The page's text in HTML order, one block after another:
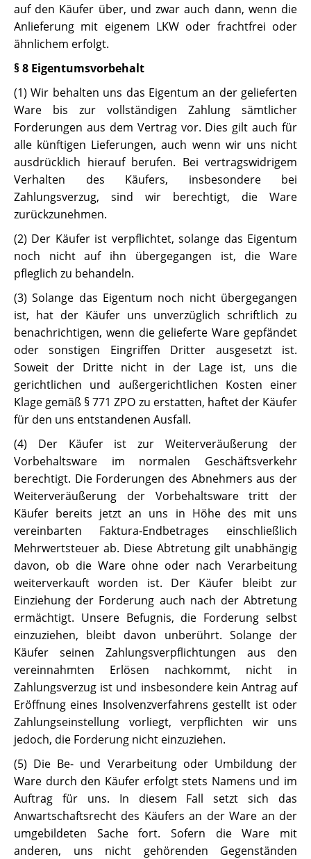
auf den Käufer über, und zwar auch dann, wenn die
Anlieferung mit eigenem LKW oder frachtfrei oder
ähnlichem erfolgt.
§ 8 Eigentumsvorbehalt
(1) Wir behalten uns das Eigentum an der gelieferten
Ware bis zur vollständigen Zahlung sämtlicher
Forderungen aus dem Vertrag vor. Dies gilt auch für
alle künftigen Lieferungen, auch wenn wir uns nicht
ausdrücklich hierauf berufen. Bei vertragswidrigem
Verhalten des Käufers, insbesondere bei
Zahlungsverzug, sind wir berechtigt, die Ware
zurückzunehmen.
(2) Der Käufer ist verpflichtet, solange das Eigentum
noch nicht auf ihn übergegangen ist, die Ware
pfleglich zu behandeln.
(3) Solange das Eigentum noch nicht übergegangen
ist, hat der Käufer uns unverzüglich schriftlich zu
benachrichtigen, wenn die gelieferte Ware gepfändet
oder sonstigen Eingriffen Dritter ausgesetzt ist.
Soweit der Dritte nicht in der Lage ist, uns die
gerichtlichen und außergerichtlichen Kosten einer
Klage gemäß § 771 ZPO zu erstatten, haftet der Käufer
für den uns entstandenen Ausfall.
(4) Der Käufer ist zur Weiterveräußerung der
Vorbehaltsware im normalen Geschäftsverkehr
berechtigt. Die Forderungen des Abnehmers aus der
Weiterveräußerung der Vorbehaltsware tritt der
Käufer bereits jetzt an uns in Höhe des mit uns
vereinbarten Faktura-Endbetrages einschließlich
Mehrwertsteuer ab. Diese Abtretung gilt unabhängig
davon, ob die Ware ohne oder nach Verarbeitung
weiterverkauft worden ist. Der Käufer bleibt zur
Einziehung der Forderung auch nach der Abtretung
ermächtigt. Unsere Befugnis, die Forderung selbst
einzuziehen, bleibt davon unberührt. Solange der
Käufer seinen Zahlungsverpflichtungen aus den
vereinnahmten Erlösen nachkommt, nicht in
Zahlungsverzug ist und insbesondere kein Antrag auf
Eröffnung eines Insolvenzverfahrens gestellt ist oder
Zahlungseinstellung vorliegt, verpflichten wir uns
jedoch, die Forderung nicht einzuziehen.
(5) Die Be- und Verarbeitung oder Umbildung der
Ware durch den Käufer erfolgt stets Namens und im
Auftrag für uns. In diesem Fall setzt sich das
Anwartschaftsrecht des Käufers an der Ware an der
umgebildeten Sache fort. Sofern die Ware mit
anderen, uns nicht gehörenden Gegenständen